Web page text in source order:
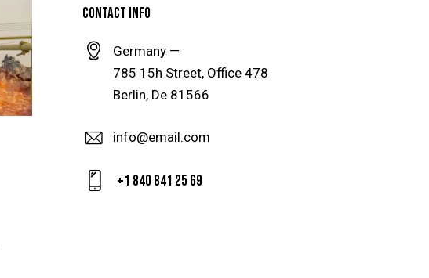
CONTACT INFO
Germany —
785 15h Street, Office 478
Berlin, De 81566
info@email.com
+1 840 841 25 69